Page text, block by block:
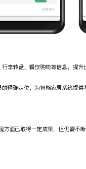
李转盘、餐饮购物等信息，提升
精确定位，为智能家居系统提供
方面已取得一定成果，但仍需不